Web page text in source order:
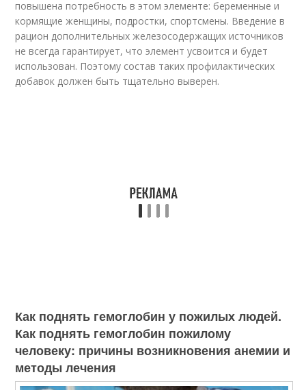
повышена потребность в этом элементе: беременные и
кормящие женщины, подростки, спортсмены. Введение в
рацион дополнительных железосодержащих источников
не всегда гарантирует, что элемент усвоится и будет
использован. Поэтому состав таких профилактических
добавок должен быть тщательно выверен.
Как поднять гемоглобин у пожилых людей.
Как поднять гемоглобин пожилому
человеку: причины возникновения анемии и
методы лечения